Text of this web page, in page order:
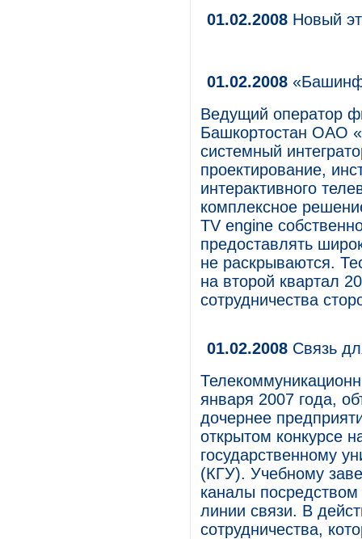
01.02.2008 Новый
01.02.2008
Ведущий оператор
Башкортостан ОАО
системный
проектирование,
интерактивного
комплексное
TV engine
предоставлять
не раскрываются.
на второй квартал
сотрудничества
01.02.2008 Связь
января 2007 года,
дочернее
открытом конкурсе
государственному
(КГУ). Учебному
каналы посредством
линии связи. В
сотрудничества,